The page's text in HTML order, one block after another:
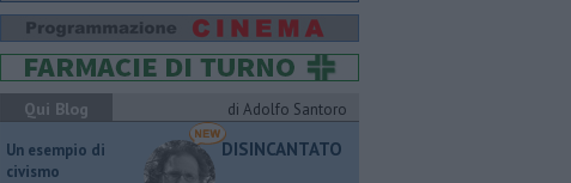
Qui Blog
di Adolfo Santoro
​Un esempio di
civismo
DISINCANTATO